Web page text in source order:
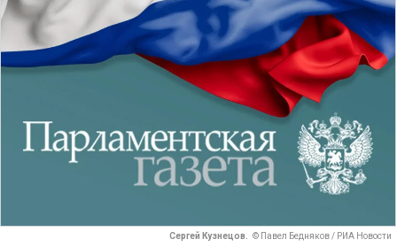
Сергей Кузнецов. © Павел Бедняков / РИА Новости